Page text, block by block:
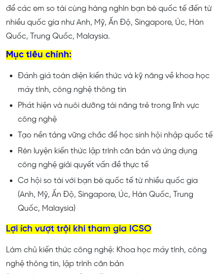
để các em so tài cùng hàng nghìn bạn bè quốc tế đến từ
nhiều quốc gia như Anh, Mỹ, Ấn Độ, Singapore, Úc, Hàn
Quốc, Trung Quốc, Malaysia.
Mục tiêu chính:
Đánh giá toàn diện kiến thức và kỹ năng về khoa học
máy tính, công nghệ thông tin
Phát hiện và nuôi dưỡng tài năng trẻ trong lĩnh vực
công nghệ
Tạo nền tảng vững chắc để học sinh hội nhập quốc tế
Rèn luyện kiến thức lập trình căn bản và ứng dụng
công nghệ giải quyết vấn đề thực tế
Cơ hội so tài với bạn bè quốc tế từ nhiều quốc gia
(Anh, Mỹ, Ấn Độ, Singapore, Úc, Hàn Quốc, Trung
Quốc, Malaysia)
Lợi ích vượt trội khi tham gia ICSO
Làm chủ kiến thức công nghệ: Khoa học máy tính, công
nghệ thông tin, lập trình căn bản